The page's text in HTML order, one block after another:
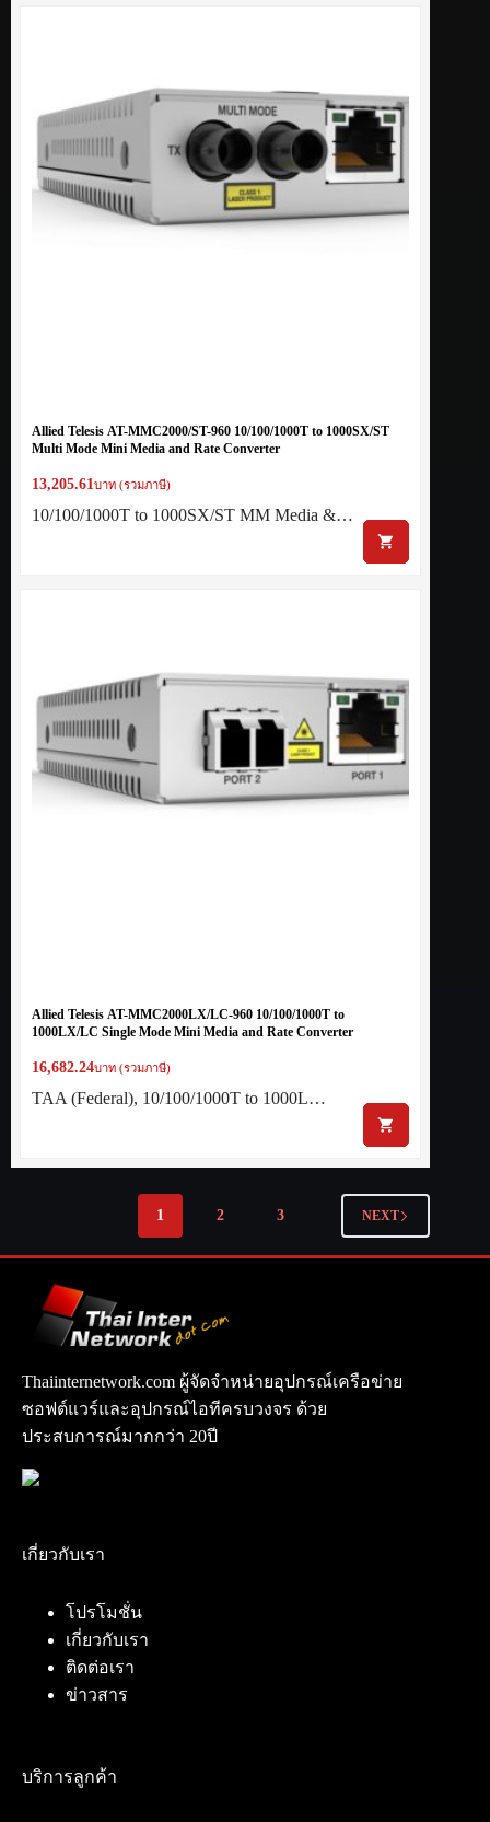
Allied Telesis AT-MMC2000/ST-960 10/100/1000T to 1000SX/ST
Multi Mode Mini Media and Rate Converter
13,205.61 บาท (รวมภาษี)
10/100/1000T to 1000SX/ST MM Media &…
Allied Telesis AT-MMC2000LX/LC-960 10/100/1000T to
1000LX/LC Single Mode Mini Media and Rate Converter
16,682.24บาท (รวมภาษี)
TAA (Federal), 10/100/1000T to 1000L…
1 2 3 NEXT
Thaiinternetwork.com ผู้จัดจำหน่ายอุปกรณ์เครือข่าย
ซอฟต์แวร์และอุปกรณ์ไอทีครบวงจร ด้วย
ประสบการณ์มากกว่า 20ปี
เกี่ยวกับเรา
โปรโมชั่น
เกี่ยวกับเรา
ติดต่อเรา
ข่าวสาร
บริการลูกค้า